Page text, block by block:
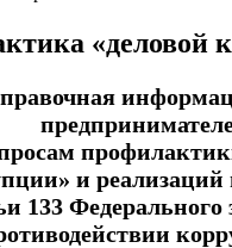
«деловой
и
133 Федерального